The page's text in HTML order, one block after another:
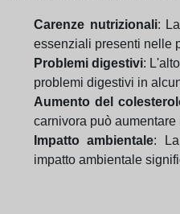
Carenze nutrizionali:
essenziali presenti nelle
Problemi digestivi:
problemi digestivi in
Aumento del
carnivora può
Impatto ambientale:
impatto ambientale